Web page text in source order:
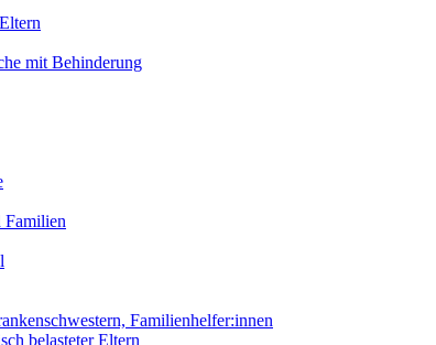
mit Behinderung
Familien
Familienhelfer:innen
belasteter Eltern